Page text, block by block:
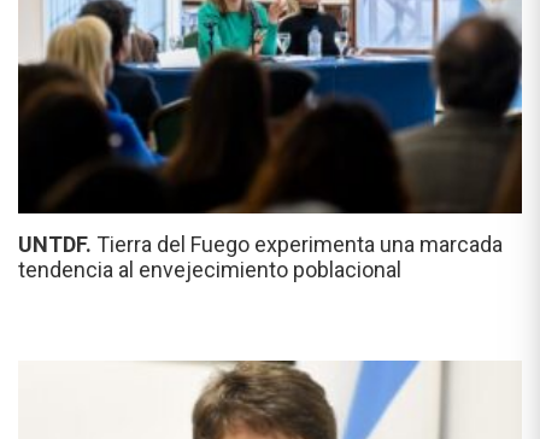
UNTDF. Tierra del Fuego experimenta una marcada
tendencia al envejecimiento poblacional